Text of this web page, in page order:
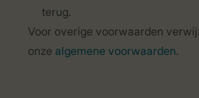
terug.
Voor overige voorwaarden
onze algemene voorwaarden.